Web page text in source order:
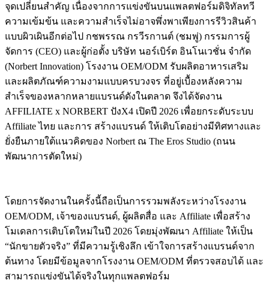
จุดเปลี่ยนสำคัญ เนื่องจากการแข่งขันบนแพลตฟอร์มดิจิทัลทวี
ความเข้มข้น และความสำเร็จไม่อาจพึ่งพาเพียงการรีวิวสินค้า
แบบผิวเผินอีกต่อไป กชพรรณ กรวีรกานต์ (ชมพู่) กรรมการผู้
จัดการ (CEO) และผู้ก่อตั้ง บริษัท นอร์เบิร์ต อินโนเวชั่น จำกัด
(Norbert Innovation) โรงงาน OEM/ODM รับผลิตอาหารเสริม
และผลิตภัณฑ์ความงามแบบครบวงจร ที่อยู่เบื้องหลังความ
สำเร็จของหลากหลายแบรนด์ดังในตลาด จึงได้จัดงาน
AFFILIATE x NORBERT ปังX4 เปิดปี 2026 เพื่อยกระดับระบบ
Affiliate ไทย และการ สร้างแบรนด์ ให้เติบโตอย่างมีทิศทางและ
ยั่งยืนภายใต้แนวคิดของ Norbert ณ The Eros Studio (ถนน
พัฒนาการตัดใหม่)
โดยการจัดงานในครั้งนี้ถือเป็นการรวมพลังระหว่างโรงงาน
OEM/ODM, เจ้าของแบรนด์, ผู้ผลิตสื่อ และ Affiliate เพื่อสร้าง
โมเดลการเติบโตใหม่ในปี 2026 โดยมุ่งพัฒนา Affiliate ให้เป็น
“นักขายตัวจริง” ที่มีความรู้เชิงลึก เข้าใจการสร้างแบรนด์จาก
ต้นทาง โดยมีข้อมูลจากโรงงาน OEM/ODM ที่ตรวจสอบได้ และ
สามารถแข่งขันได้จริงในทุกแพลตฟอร์ม